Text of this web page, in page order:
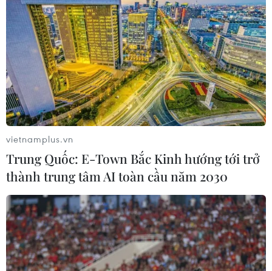
vietnamplus.vn
Trung Quốc: E-Town Bắc Kinh hướng tới trở
thành trung tâm AI toàn cầu năm 2030